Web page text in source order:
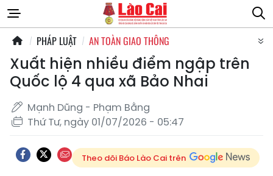
PHÁP LUẬT AN TOÀN GIAO THÔNG
Xuất hiện nhiều điểm ngập trên
Quốc lộ 4 qua xã Bảo Nhai
Mạnh Dũng - Phạm Bằng
Thứ Tư, ngày 01/07/2026 - 05:47
Theo dõi Báo Lào Cai trên